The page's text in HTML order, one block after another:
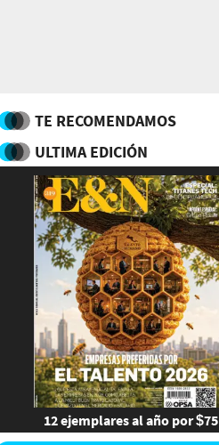
TE RECOMENDAMOS
ULTIMA EDICIÓN
12 ejemplares al año por $75